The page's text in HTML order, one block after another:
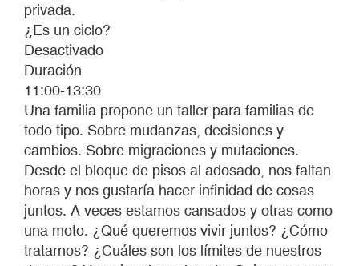
privada.
¿Es un ciclo?
Desactivado
Duración
11:00-13:30
Una familia propone un taller para familias de
todo tipo. Sobre mudanzas, decisiones y
cambios. Sobre migraciones y mutaciones.
Desde el bloque de pisos al adosado, nos faltan
horas y nos gustaría hacer infinidad de cosas
juntos. A veces estamos cansados y otras como
una moto. ¿Qué queremos vivir juntos? ¿Cómo
tratarnos? ¿Cuáles son los límites de nuestros